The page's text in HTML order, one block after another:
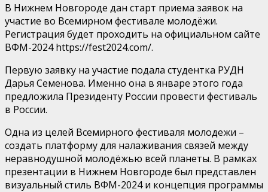
В Нижнем Новгороде дан старт приема заявок на
участие во Всемирном фестивале молодёжи.
Регистрация будет проходить на официальном сайте
ВФМ-2024 https://fest2024.com/.
Первую заявку на участие подала студентка РУДН
Дарья Семенова. Именно она в январе этого года
предложила Президенту России провести фестиваль
в России.
Одна из целей Всемирного фестиваля молодежи –
создать платформу для налаживания связей между
неравнодушной молодёжью всей планеты. В рамках
презентации в Нижнем Новгороде был представлен
визуальный стиль ВФМ-2024 и концепция программы